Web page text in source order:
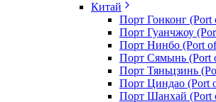
Китай
Порт Гонконг
Порт Гуанчжоу
Порт Нинбо (Port
Порт Сямынь (Port
Порт Тяньцзинь
Порт Циндао (Port
Порт Шанхай (Port